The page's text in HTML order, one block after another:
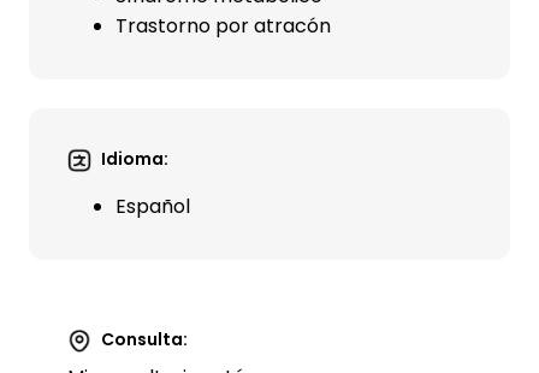
Trastorno por atracón
Idioma:
Español
Consulta: